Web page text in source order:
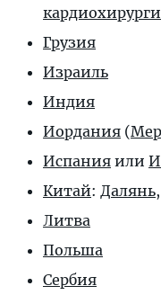
Грузия
Израиль
Индия
Иордания (
Испания или
Китай: Далянь,
Литва
Польша
Сербия